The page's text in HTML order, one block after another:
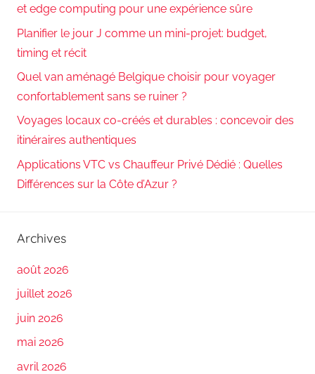
et edge computing pour une expérience sûre
Planifier le jour J comme un mini-projet: budget,
timing et récit
Quel van aménagé Belgique choisir pour voyager
confortablement sans se ruiner ?
Voyages locaux co-créés et durables : concevoir des
itinéraires authentiques
Applications VTC vs Chauffeur Privé Dédié : Quelles
Différences sur la Côte d’Azur ?
Archives
août 2026
juillet 2026
juin 2026
mai 2026
avril 2026